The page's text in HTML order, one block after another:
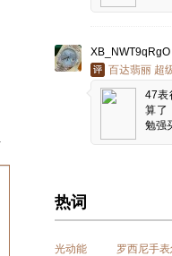
XB_NWT9qRgO
百达翡丽 超
47表
算了
勉强
热词
光动能 罗西尼手